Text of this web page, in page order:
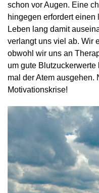
schon vor Augen. Eine
hingegen erfordert einen
Leben lang damit
verlangt uns viel ab. Wir
obwohl wir uns an
um gute
mal der Atem ausgehen.
Motivationskrise!